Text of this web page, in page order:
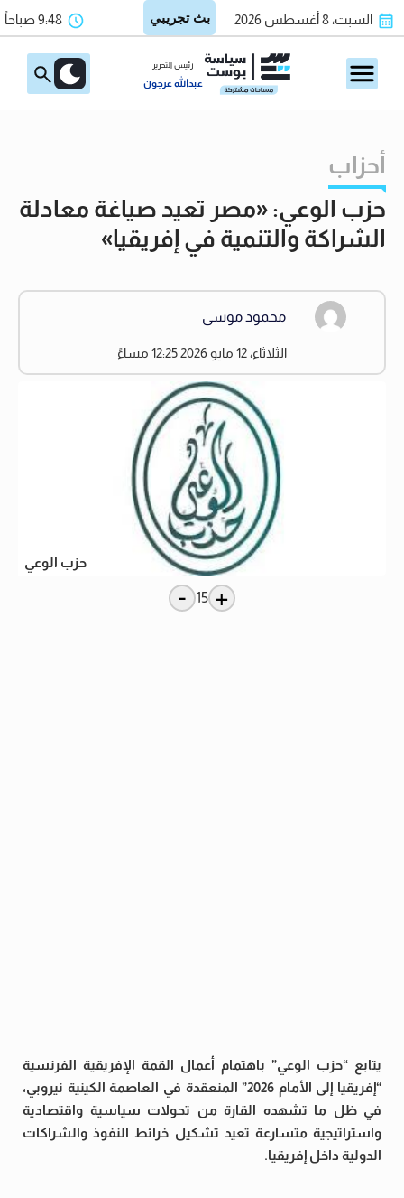
السبت، 8 أغسطس 2026 9:48 صباحاً
رئيس التحرير
عبدالله عرجون
أحزاب
حزب الوعي: «مصر تعيد صياغة معادلة
الشراكة والتنمية في إفريقيا»
محمود موسى
الثلاثاء، 12 مايو 2026 12:25 مساءً
حزب الوعي
+
15
-
يتابع “حزب الوعي” باهتمام أعمال القمة الإفريقية الفرنسية
“إفريقيا إلى الأمام 2026” المنعقدة في العاصمة الكينية نيروبي،
في ظل ما تشهده القارة من تحولات سياسية واقتصادية
واستراتيجية متسارعة تعيد تشكيل خرائط النفوذ والشراكات
الدولية داخل إفريقيا.